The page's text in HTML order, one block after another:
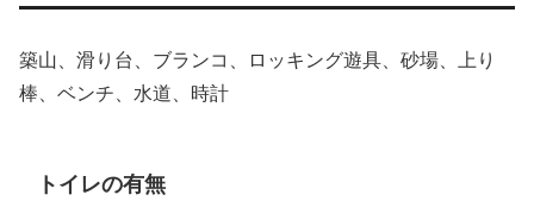
築山、滑り台、ブランコ、ロッキング遊具、砂場、上り
棒、ベンチ、水道、時計
トイレの有無